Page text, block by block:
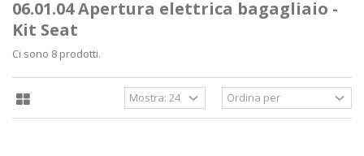
06.01.04 Apertura elettrica bagagliaio -
Kit Seat
Ci sono 8 prodotti.